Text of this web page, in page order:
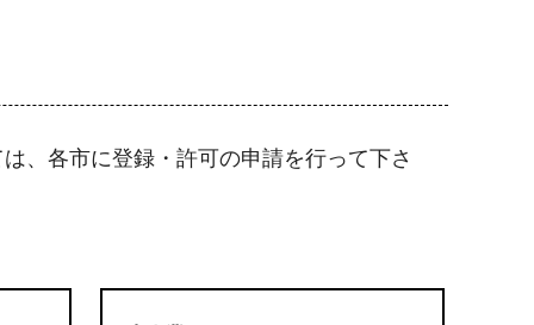
、各市に登録・許可の申請を行って下さ